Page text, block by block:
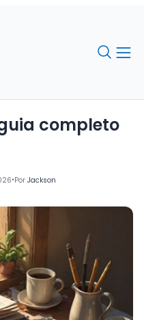
•Por Jackson
completo